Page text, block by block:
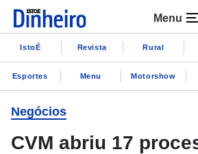
Menu
IstoÉ Revista Rural
Esportes Menu Motorshow
Negócios
CVM abriu 17